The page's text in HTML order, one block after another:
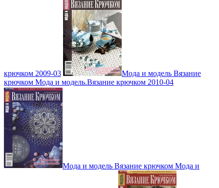
крючком 2009-03
Мода и модель Вязание
крючком Мода и модель.Вязание крючком 2010-04
Мода и модель Вязание крючком Мода и